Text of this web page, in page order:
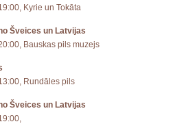
Kyrie un Tokāta
Šveices un Latvijas
Bauskas pils muzejs
Rundāles pils
Šveices un Latvijas